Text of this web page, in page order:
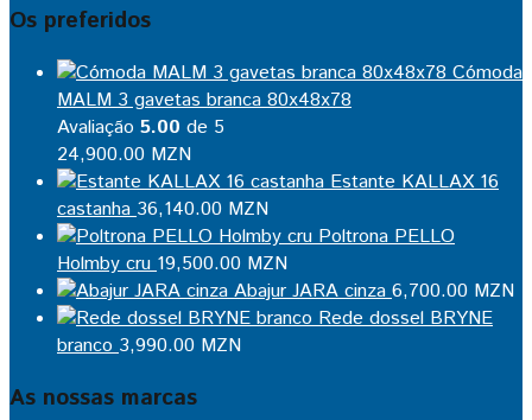
Os preferidos
Cómoda
MALM 3 gavetas branca 80x48x78
Avaliação 5.00 de 5
24,900.00 MZN
Estante KALLAX 16
castanha 36,140.00 MZN
Poltrona PELLO
Holmby cru 19,500.00 MZN
Abajur JARA cinza 6,700.00 MZN
Rede dossel BRYNE
branco 3,990.00 MZN
As nossas marcas